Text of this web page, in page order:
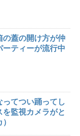
の蓋の開け方が仲
ーティーが流行中
てつい踊ってし
を監視カメラがと